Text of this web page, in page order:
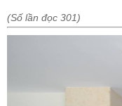
(Số lần đọc 301)